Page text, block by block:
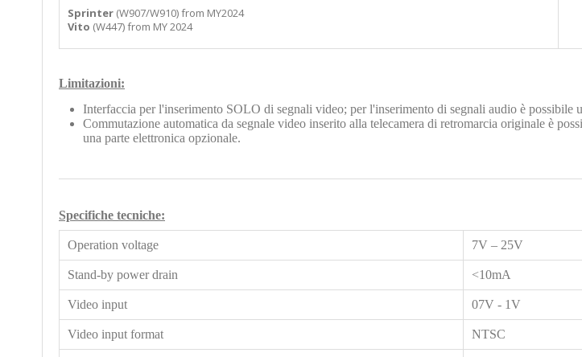
Sprinter (W907/W910) from MY2024
Vito (W447) from MY 2024
Limitazioni:
Interfaccia per l'inserimento SOLO di segnali video; per l'inserimento di segnali audio è
Commutazione automatica da segnale video inserito alla telecamera di retromarcia originale è
una parte elettronica opzionale.
Specifiche tecniche:
Operation voltage 7V – 25V
Stand-by power drain <10mA
Video input 07V - 1V
Video input format NTSC